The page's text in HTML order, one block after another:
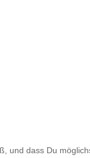
und dass Du